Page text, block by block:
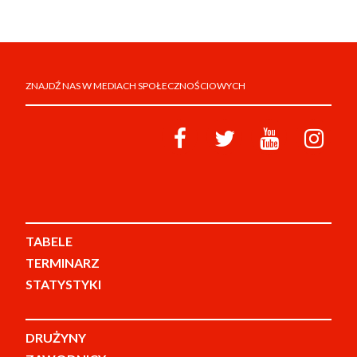
ZNAJDŹ NAS W MEDIACH SPOŁECZNOŚCIOWYCH
TABELE
TERMINARZ
STATYSTYKI
DRUŻYNY